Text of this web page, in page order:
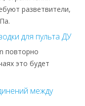
разветвители,
для пульта ДУ
повторно
это будет
между